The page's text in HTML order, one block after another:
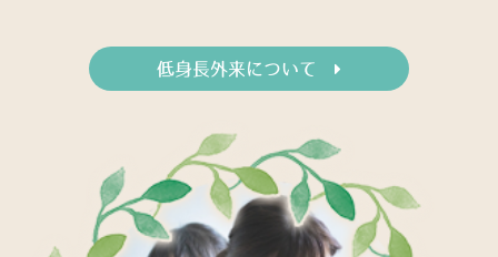
低身長外来について